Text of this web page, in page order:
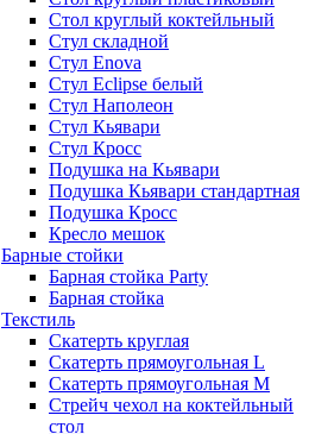
Стол круглый коктейльный
Стул складной
Стул Enova
Стул Eclipse белый
Стул Наполеон
Стул Кьявари
Стул Кросс
Подушка на Кьявари
Подушка Кьявари стандартная
Подушка Кросс
Кресло мешок
Барные стойки
Барная стойка Party
Барная стойка
Текстиль
Скатерть круглая
Скатерть прямоугольная L
Скатерть прямоугольная M
Стрейч чехол на коктейльный
стол